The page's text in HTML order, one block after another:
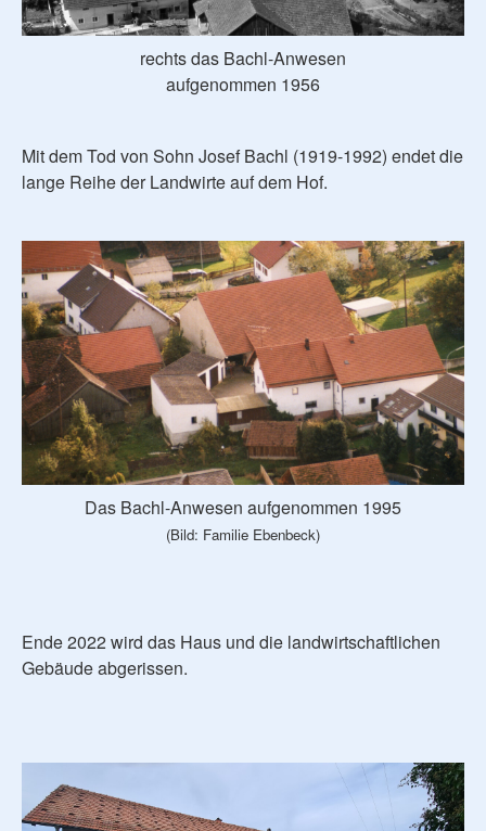
rechts das Bachl-Anwesen
aufgenommen 1956
Mit dem Tod von Sohn Josef Bachl (1919-1992) endet die
lange Reihe der Landwirte auf dem Hof.
Das Bachl-Anwesen aufgenommen 1995
(Bild: Familie Ebenbeck)
Ende 2022 wird das Haus und die landwirtschaftlichen
Gebäude abgerissen.